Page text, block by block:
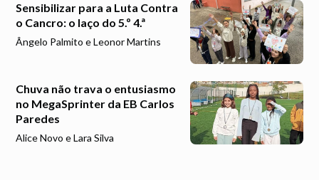
Sensibilizar para a Luta Contra
o Cancro: o laço do 5.º 4.ª
Ângelo Palmito e Leonor Martins
Chuva não trava o entusiasmo
no MegaSprinter da EB Carlos
Paredes
Alice Novo e Lara Silva